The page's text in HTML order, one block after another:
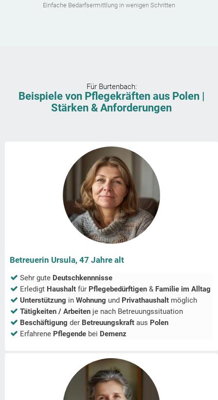
Einfache Bedarfsermittlung in wenigen Schritten
Für Burtenbach:
Beispiele von Pflegekräften aus Polen |
Stärken & Anforderungen
Betreuerin Ursula, 47 Jahre alt
Sehr gute Deutschkennnisse
Erledigt Haushalt für Pflegebedürftigen & Familie im Alltag
Unterstützung in Wohnung und Privathaushalt möglich
Tätigkeiten / Arbeiten je nach Betreuungssituation
Beschäftigung der Betreuungskraft aus Polen
Erfahrene Pflegende bei Demenz